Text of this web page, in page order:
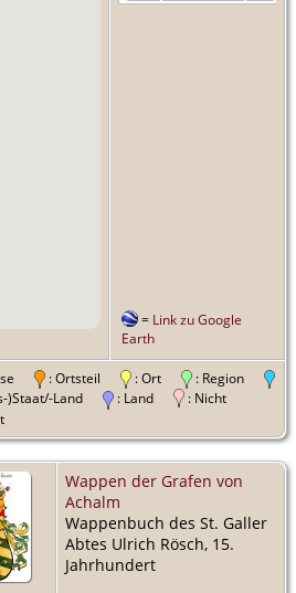
= Link zu Google
Earth
: Ortsteil : Ort
: Region
)Staat/-Land
: Land
: Nicht
Wappen der Grafen von
Achalm
Wappenbuch des St. Galler
Abtes Ulrich Rösch, 15.
Jahrhundert